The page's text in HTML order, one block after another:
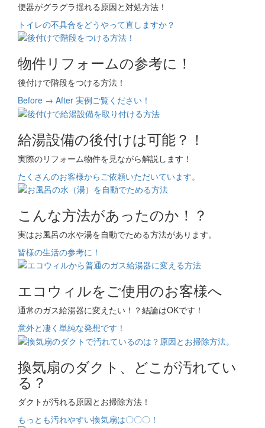
便器がグラグラ揺れる原因と対処方法！
トイレの不具合をどうやって直しますか？
物件リフォームの参考に！
後付けで階段をつける方法！
Before → After 実例ご覧ください！
給湯設備の後付けは可能？！
実際のリフォーム物件を見ながら解説します！
たくさんのお客様からご依頼いただいています。
こんな方法があったのか！？
実はお風呂の水や湯を自動でためる方法があります。
皆様の生活の参考に！
エコウィルをご使用のお客様へ
通常のガス給湯器に変えたい！？結論はOKです！
意外と凄く単純な発想です！
換気扇のダクト、どこが汚れてい
る？
ダクトが汚れる原因とお掃除方法！
もっとも汚れやすい換気扇は〇〇〇！